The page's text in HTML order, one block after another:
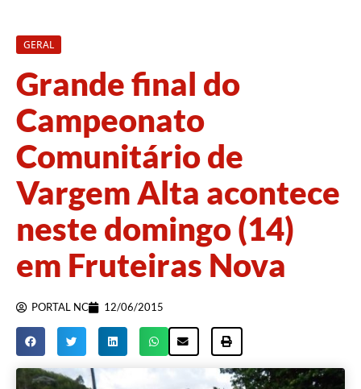
GERAL
Grande final do
Campeonato
Comunitário de
Vargem Alta acontece
neste domingo (14)
em Fruteiras Nova
PORTAL NC 12/06/2015